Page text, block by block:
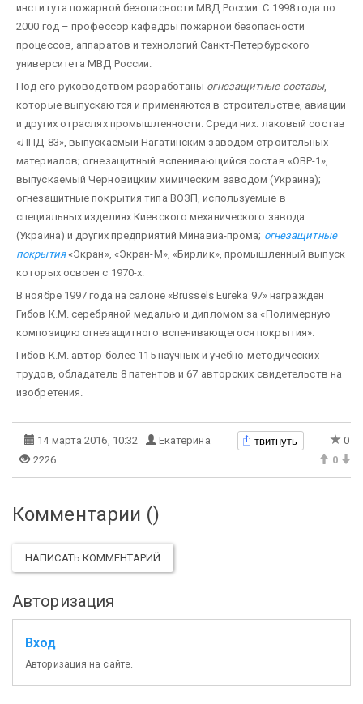
института пожарной безопасности МВД России. С 1998 года по
2000 год – профессор кафедры пожарной безопасности
процессов, аппаратов и технологий Санкт-Петербурского
университета МВД России.
Под его руководством разработаны огнезащитные составы,
которые выпускаются и применяются в строительстве, авиации
и других отраслях промышленности. Среди них: лаковый состав
«ЛПД-83», выпускаемый Нагатинским заводом строительных
материалов; огнезащитный вспенивающийся состав «ОВР-1»,
выпускаемый Черновицким химическим заводом (Украина);
огнезащитные покрытия типа ВОЗП, используемые в
специальных изделиях Киевского механического завода
(Украина) и других предприятий Минавиа-прома; огнезащитные
покрытия«Экран», «Экран-М», «Бирлик», промышленный выпуск
которых освоен с 1970-х.
В ноябре 1997 года на салоне «Brussels Eureka 97» награждён
Гибов К.М. серебряной медалью и дипломом за «Полимерную
композицию огнезащитного вспенивающегося покрытия».
Гибов К.М. автор более 115 научных и учебно-методических
трудов, обладатель 8 патентов и 67 авторских свидетельств на
изобретения.
14 марта 2016, 10:32 Екатерина твитнуть
0
2226
0
Комментарии ()
НАПИСАТЬ КОММЕНТАРИЙ
Авторизация
Вход
Авторизация на сайте.